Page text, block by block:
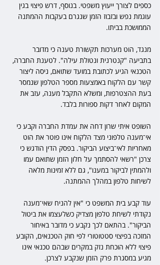
כספים לצורך ייעוץ משפטי. בנוסף, דרש פיצוי בגין
עוגמת נפש ובזבוז הזמן שנגרם בעקבות ההמתנה
הממושכת בביתו.
מנגד, הוט מערכות תקשורת טענה כי מדובר
בתביעה "קנטרנית ונטולת עילה". לטענת החברה,
הטכנאי הגיע לכתובת במועד שתואם, ניסה ליצור
קשר עם הלקוח באמצעות מספר הטלפון שנמסר
בעת ההצטרפות, ומשלא התקבל מענה, עזב את
המקום לאחר דקות ספורות בלבד.
השופט איתי שרון דחה את עמדת החברה וקבע כי
אי־מענה טלפוני מצד הלקוח אינו פוטר את הוט
מאחריות לאי־ביצוע הביקור. בפסק הדין הודגש כי
צרכן "רשאי להסתמך על חלון הזמן שתואם עמו
ולהמתין לביקור במענו", גם ללא זמינות מלאה
לשיחות טלפון במהלך ההמתנה.
עוד קבע בית המשפט כי "אין להניח שאי־מענה
נקודתי לשיחת טלפון מצדיק כשלעצמו את ביטול
הביקור". בהתאם לכך נקבע כי מדובר באיחור
המזכה בפיצוי סטטוטורי לפי חוק הטכנאים, הקובע
פיצוי ללא הוכחת נזק במקרים שבהם טכנאי אינו
מגיע במסגרת פרק הזמן שנקבע לצרכן.